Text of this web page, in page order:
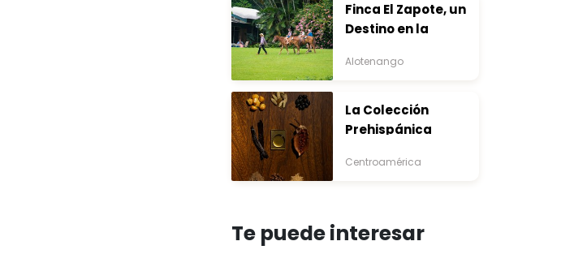
Finca El Zapote, un
Destino en la
Arte y Naturaleza
Alotenango
La Colección
Prehispánica
Centroamérica
Te puede interesar